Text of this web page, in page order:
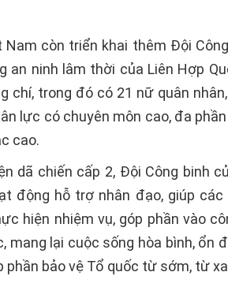
Nam còn triển khai thêm Đội
an ninh lâm thời của Liên Hợp
chí, trong đó có 21 nữ quân
lực có chuyên môn cao, đa
cao.
dã chiến cấp 2, Đội Công binh
động hỗ trợ nhân đạo, giúp các
hiện nhiệm vụ, góp phần vào
lại cuộc sống hòa bình, ổn
phần bảo vệ Tổ quốc từ sớm, từ